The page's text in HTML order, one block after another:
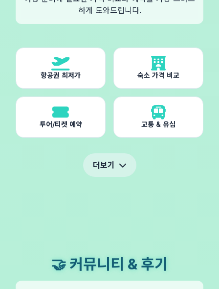
하게 도와드립니다.
항공권 최저가 숙소 가격 비교
투어/티켓 예약 교통 & 유심
더보기
🤝 커뮤니티 & 후기